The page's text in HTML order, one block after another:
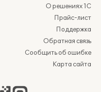
О решениях 1С
Прайс-лист
Поддержка
Обратная связь
Сообщить об ошибке
Карта сайта